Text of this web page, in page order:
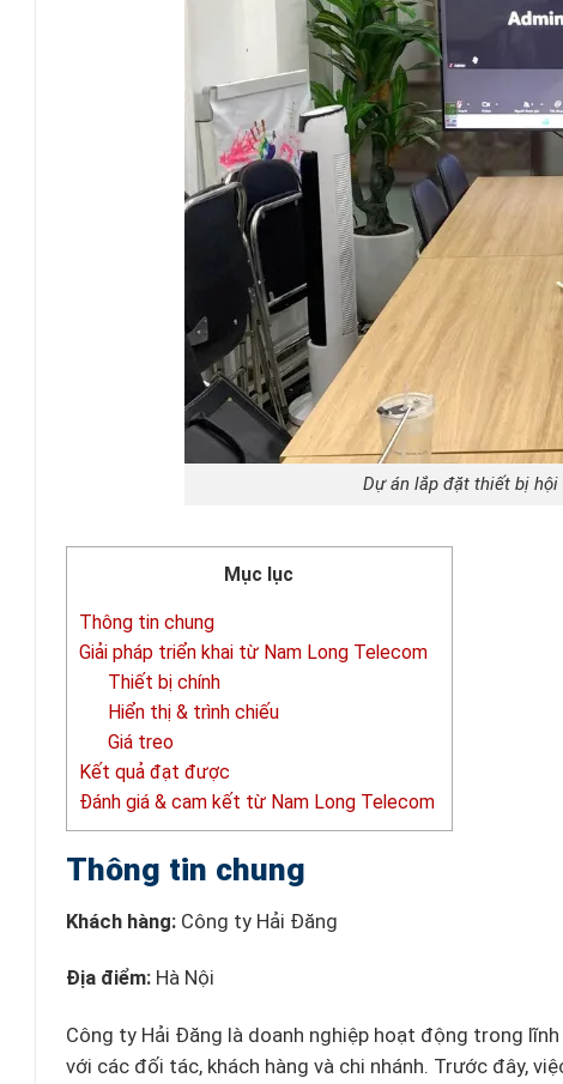
Dự án lắp đặt thiết bị
Mục lục
Thông tin chung
Giải pháp triển khai từ Nam Long Telecom
Thiết bị chính
Hiển thị & trình chiếu
Giá treo
Kết quả đạt được
Đánh giá & cam kết từ Nam Long Telecom
Thông tin chung
Khách hàng:Công ty Hải Đăng
Địa điểm:Hà Nội
Công ty Hải Đăng là doanh nghiệp hoạt động trong
với các đối tác, khách hàng và chi nhánh. Trước đây,